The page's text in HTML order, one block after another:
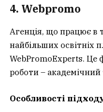
4. Webpromo
Агенція, що працює в
найбільших освітніх
WebPromoExperts. Це
роботи –
Особливості